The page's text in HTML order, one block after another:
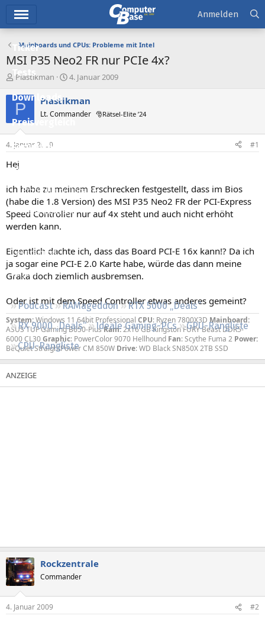
Ticker
Tests
Downloads
Preisvergleich
Forum
Aktuelles
Empfohlene Inhalte
Neue Beiträge
Neueste Aktivitäten
Leserartikel
Regeln
Podcast RAMageddon
RTX 5000 „Deals“
RX 9000 „Deals“
Ideale Gaming-PCs
GPU-Rangliste
CPU-Rangliste
Anmelden
Mainboards und CPUs: Probleme mit Intel
MSI P35 Neo2 FR nur PCIe 4x?
E
s
e
e
r
Plastikman
E
s
e
t
4. Januar 2009
P Plastikman
Lt. Commander 🎅Rätsel-Elite ’24
4. Januar 2009 #1
Hej
ich habe zu meinem Erschrecken festgestellt, dass im Bios
(habe die 1.8 Version) des MSI P35 Neo2 FR der PCI-Express
Speed Controller nur auf 4x steht und auch nicht erhöht
werden kann.
Eigentlich dachte ich, dass das Board PCI-E 16x kann!? Da ich
ja sogar eine PCI-E 2.0 Karte habe, würde das dann meine
Graka doch ziemlich ausbremsen.
Oder ist mit dem Speed Controller etwas anderes gemeint?
System:Windows 11 64bit Professional CPU: Ryzen 7800X3D Mainboard:
ASUS TUF Gaming B650-PlusRam:2x16 GB Kingston FURY Beast DDR5-
6000 CL30Graphic: PowerColor 9070 Hellhound Fan: Scythe Fuma 2 Power:
BeQuiet StraightPower CM 850W Drive: WD Black SN850X 2TB SSD
Rockzentrale
Commander
4. Januar 2009 #2